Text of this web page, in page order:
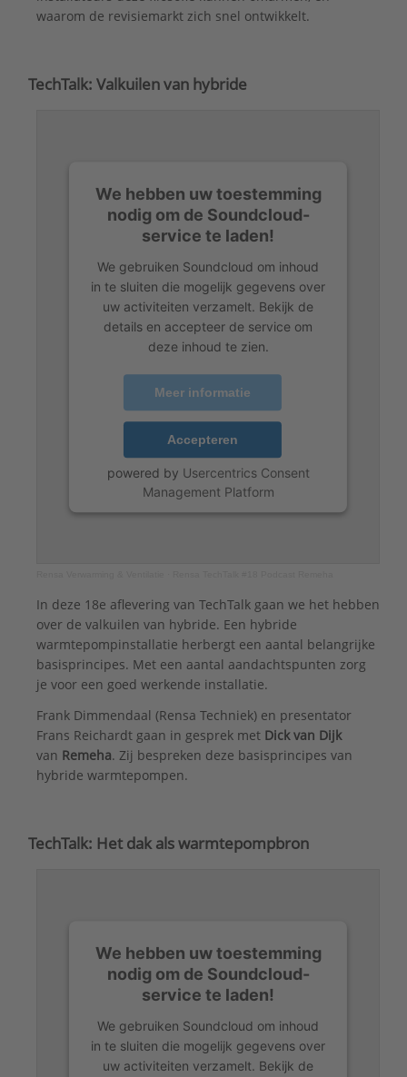
waarom de revisiemarkt zich snel ontwikkelt.
TechTalk: Valkuilen van hybride
We hebben uw toestemming
nodig om de Soundcloud-
service te laden!
We gebruiken Soundcloud om inhoud
in te sluiten die mogelijk gegevens over
uw activiteiten verzamelt. Bekijk de
details en accepteer de service om
deze inhoud te zien.
Meer informatie
Accepteren
powered by Usercentrics Consent
Management Platform
In deze 18e aflevering van TechTalk gaan we het hebben
over de valkuilen van hybride. Een hybride
warmtepompinstallatie herbergt een aantal belangrijke
basisprincipes. Met een aantal aandachtspunten zorg
je voor een goed werkende installatie.
Frank Dimmendaal (Rensa Techniek) en presentator
Frans Reichardt gaan in gesprek met Dick van Dijk
van Remeha. Zij bespreken deze basisprincipes van
hybride warmtepompen.
TechTalk: Het dak als warmtepompbron
We hebben uw toestemming
nodig om de Soundcloud-
service te laden!
We gebruiken Soundcloud om inhoud
in te sluiten die mogelijk gegevens over
uw activiteiten verzamelt. Bekijk de